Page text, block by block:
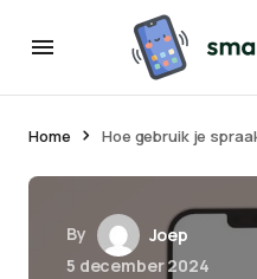
Home Hoe gebruik je
By
Joep
5 december 2024